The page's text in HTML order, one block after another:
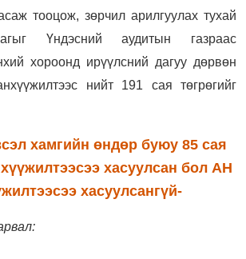
тооцож, зөрчил арилгуулах тухай
Үндэсний аудитын газраас
хороонд ирүүлсний дагуу дөрвөн
нийт 191 сая төгрөгийг
хамгийн өндөр буюу 85 сая
хасуулсан бол АН
хасуулсангүй-